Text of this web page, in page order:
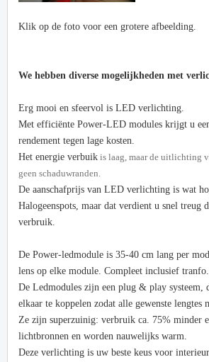
Klik op de foto voor een grotere afbeelding.
We hebben diverse mogelijkheden met
Erg mooi en sfeervol is LED verlichting.
Met efficiënte Power-LED modules krijgt u
rendement tegen lage kosten.
Het energie verbuik is laag, maar de uitlichting
geen schaduwranden.
De aanschafprijs van LED verlichting is wat
Halogeenspots, maar dat verdient u snel treug
verbruik.
De Power-ledmodule is 35-40 cm lang per
lens op elke module. Compleet inclusief tranfo.
De Ledmodules zijn een plug & play systeem,
elkaar te koppelen zodat alle gewenste lengtes
Ze zijn superzuinig: verbruik ca. 75% minder
lichtbronnen en worden nauwelijks warm.
Deze verlichting is uw beste keus voor